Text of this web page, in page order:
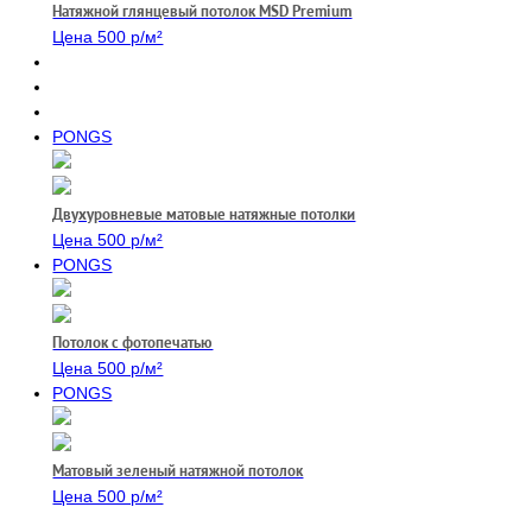
Натяжной глянцевый потолок MSD Premium
Цена 500 р/м²
PONGS
Двухуровневые матовые натяжные потолки
Цена 500 р/м²
PONGS
Потолок с фотопечатью
Цена 500 р/м²
PONGS
Матовый зеленый натяжной потолок
Цена 500 р/м²